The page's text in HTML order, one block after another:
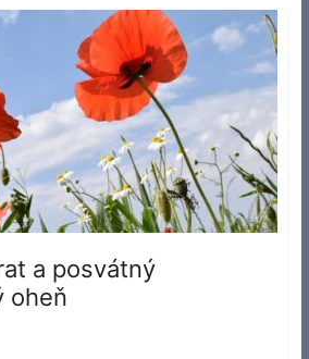
a posvátný
oheň